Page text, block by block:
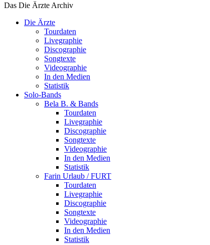
Das Die Ärzte Archiv
Die Ärzte
Tourdaten
Livegraphie
Discographie
Songtexte
Videographie
In den Medien
Statistik
Solo-Bands
Bela B. & Bands
Tourdaten
Livegraphie
Discographie
Songtexte
Videographie
In den Medien
Statistik
Farin Urlaub / FURT
Tourdaten
Livegraphie
Discographie
Songtexte
Videographie
In den Medien
Statistik